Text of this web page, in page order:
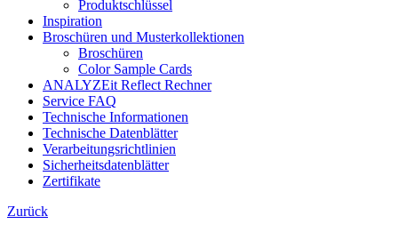
Produktschlüssel
Inspiration
Broschüren und Musterkollektionen
Broschüren
Color Sample Cards
ANALYZEit Reflect Rechner
Service FAQ
Technische Informationen
Technische Datenblätter
Verarbeitungsrichtlinien
Sicherheitsdatenblätter
Zertifikate
Zurück